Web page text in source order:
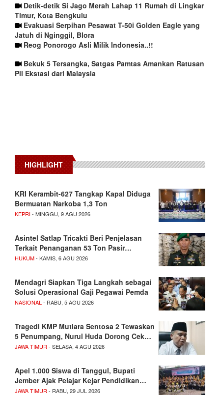
Detik-detik Si Jago Merah Lahap 11 Rumah di Lingkar
Timur, Kota Bengkulu
Evakuasi Serpihan Pesawat T-50i Golden Eagle yang
Jatuh di Nginggil, Blora
Reog Ponorogo Asli Milik Indonesia..!!
Bekuk 5 Tersangka, Satgas Pamtas Amankan Ratusan
Pil Ekstasi dari Malaysia
HIGHLIGHT
KRI Kerambit-627 Tangkap Kapal Diduga
Bermuatan Narkoba 1,3 Ton
KEPRI- MINGGU, 9 AGU 2026
Asintel Satlap Tricakti Beri Penjelasan
Terkait Penanganan 53 Ton Pasir…
HUKUM- KAMIS, 6 AGU 2026
Mendagri Siapkan Tiga Langkah sebagai
Solusi Operasional Gaji Pegawai Pemda
NASIONAL - RABU, 5 AGU 2026
Tragedi KMP Mutiara Sentosa 2 Tewaskan
5 Penumpang, Nurul Huda Dorong Cek…
JAWA TIMUR - SELASA, 4 AGU 2026
Apel 1.000 Siswa di Tanggul, Bupati
Jember Ajak Pelajar Kejar Pendidikan…
JAWA TIMUR - RABU, 29 JUL 2026